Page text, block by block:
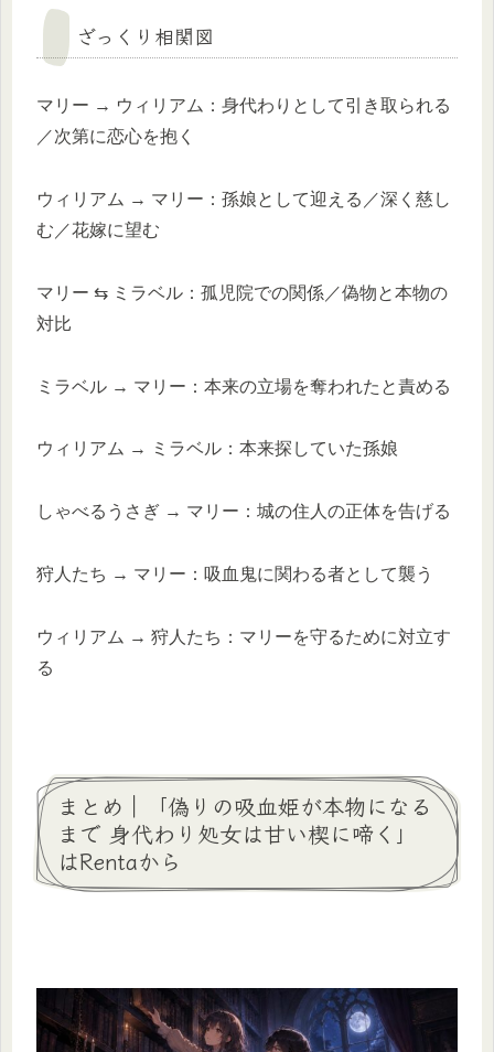
ざっくり相関図
マリー → ウィリアム：身代わりとして引き取られる
／次第に恋心を抱く
ウィリアム → マリー：孫娘として迎える／深く慈し
む／花嫁に望む
マリー ⇆ ミラベル：孤児院での関係／偽物と本物の
対比
ミラベル → マリー：本来の立場を奪われたと責める
ウィリアム → ミラベル：本来探していた孫娘
しゃべるうさぎ → マリー：城の住人の正体を告げる
狩人たち → マリー：吸血鬼に関わる者として襲う
ウィリアム → 狩人たち：マリーを守るために対立す
る
まとめ｜「偽りの吸血姫が本物になる
まで 身代わり処女は甘い楔に啼く」
はRentaから